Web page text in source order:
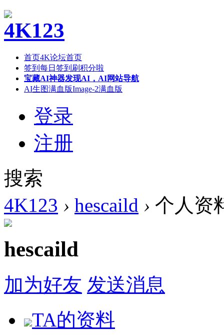
首页4K论坛首页
签到 每日签到刷积分啦
宝藏AI神器发现AI，AI网站导航
AI生图满血版Image-2满血版
登录
注册
搜索
4K123 › hescaild › 个人资
hescaild
加为好友 发送消息
TA的资料